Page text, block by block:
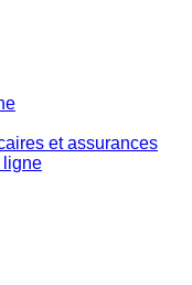
et assurances
ligne